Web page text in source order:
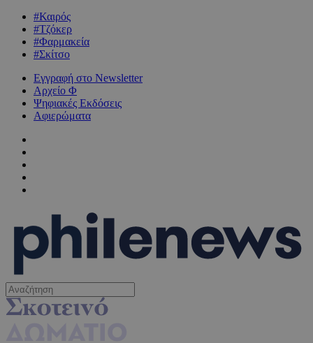
#Καιρός
#Τζόκερ
#Φαρμακεία
#Σκίτσο
Εγγραφή στο Newsletter
Αρχείο Φ
Ψηφιακές Εκδόσεις
Αφιερώματα